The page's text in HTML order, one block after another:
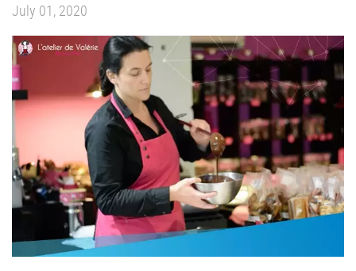
July 01, 2020